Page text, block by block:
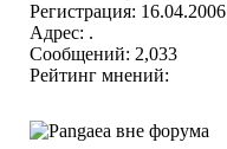
Регистрация: 16.04.2006
Адрес: .
Сообщений: 2,033
Рейтинг мнений: